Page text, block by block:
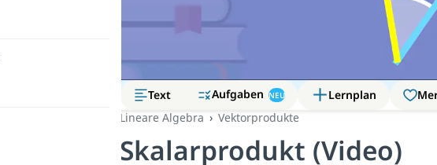
Text Aufgaben NEU Lernplan
Lineare Algebra
Vektorprodukte
Skalarprodukt (Video)